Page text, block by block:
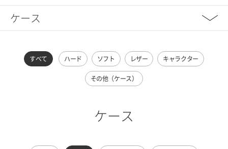
ケース
すべて ハード ソフト レザー キャラクター
その他（ケース）
ケース